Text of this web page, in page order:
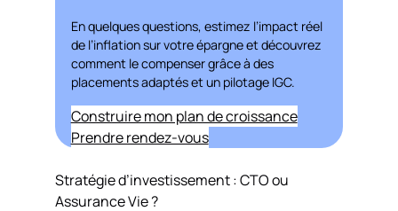
En quelques questions, estimez l’impact réel
de l’inflation sur votre épargne et découvrez
comment le compenser grâce à des
placements adaptés et un pilotage IGC.
Construire mon plan de croissance
Prendre rendez-vous
Stratégie d’investissement : CTO ou
Assurance Vie ?